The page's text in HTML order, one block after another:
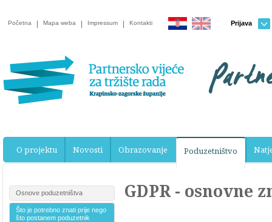
Kontakti
Impressum
Mapa weba
Početna Prijava
O projektu Novosti Obrazovanje Poduzetništvo
Osnove poduzetništva
Što je potrebno znati prije nego
što postanem poduzetnik
GDPR - osnovne